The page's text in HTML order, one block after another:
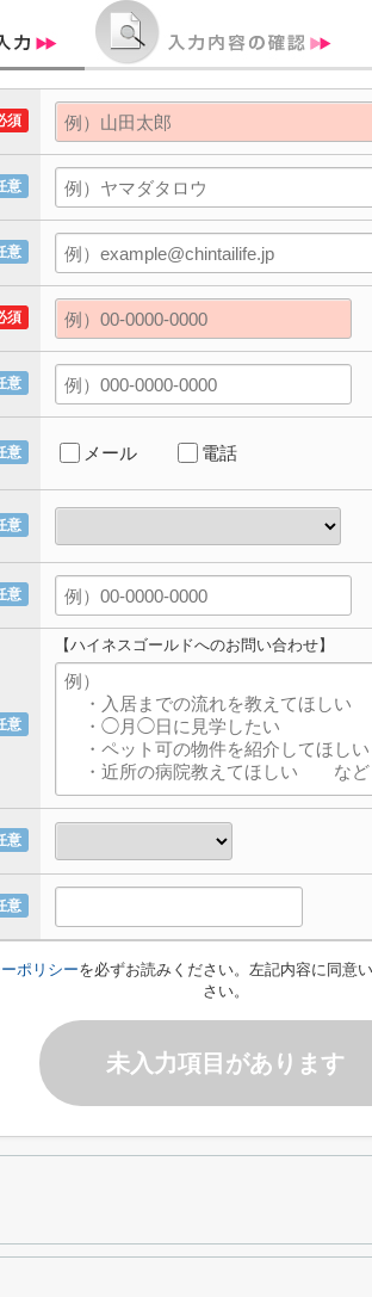
須
意
意
須
意
意 メール 電話
意
意
意
【ハイネスゴールドへのお問い合わせ】
意
意
ポリシーを必ずお読みください。左記内容に同意
さい。
未入力項目があります